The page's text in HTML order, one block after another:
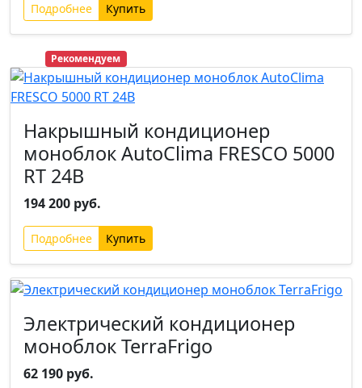
Подробнее
Рекомендуем
Накрышный кондиционер
моноблок AutoClima FRESCO 5000
RT 24В
194 200 руб.
Подробнее
Электрический кондиционер
моноблок TerraFrigo
62 190 руб.